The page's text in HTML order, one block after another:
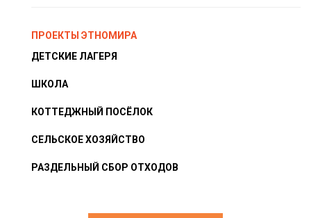
ПРОЕКТЫ ЭТНОМИРА
ДЕТСКИЕ ЛАГЕРЯ
ШКОЛА
КОТТЕДЖНЫЙ ПОСЁЛОК
СЕЛЬСКОЕ ХОЗЯЙСТВО
РАЗДЕЛЬНЫЙ СБОР ОТХОДОВ